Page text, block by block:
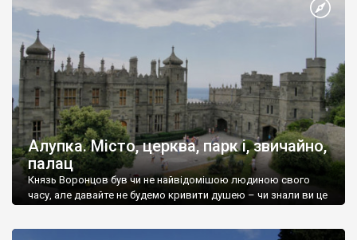
Алупка. Місто, церква, парк і, звичайно,
палац
Князь Воронцов був чи не найвідомішою людиною свого
часу, але давайте не будемо кривити душею – чи знали ви це